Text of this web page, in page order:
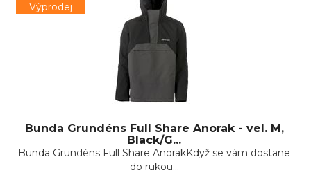
Výprodej
Bunda Grundéns Full Share Anorak - vel. M,
Black/G...
Bunda Grundéns Full Share AnorakKdyž se vám dostane
do rukou...